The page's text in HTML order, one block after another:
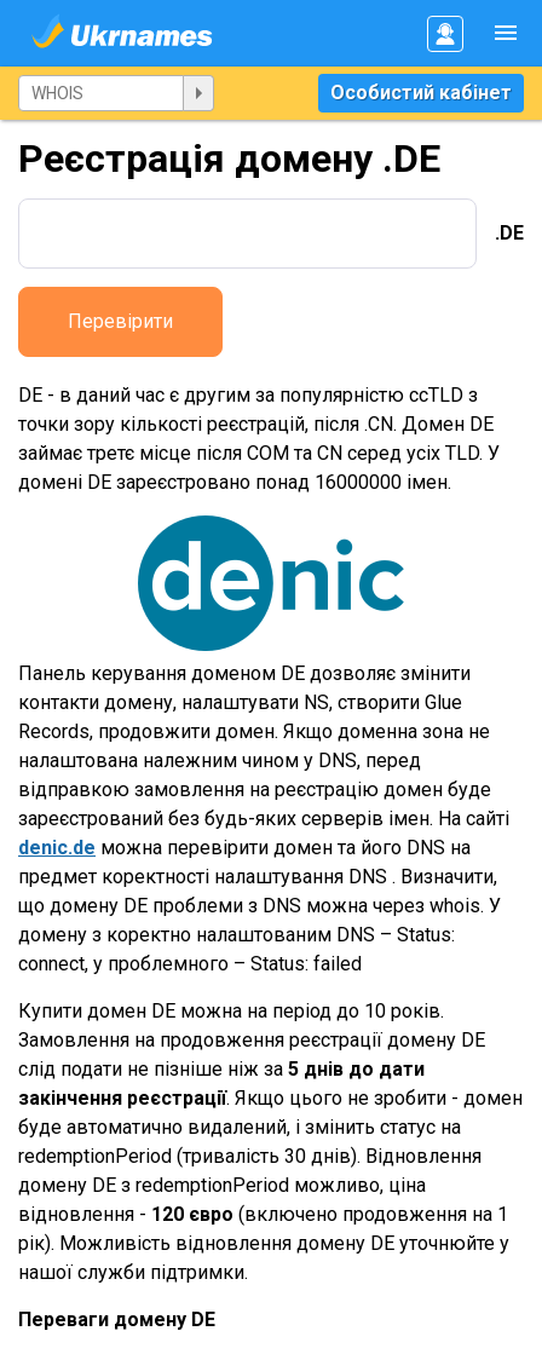
Особистий кабінет
Реєстрація домену .DE
.DE
Перевірити
DE - в даний час є другим за популярністю ccTLD з
точки зору кількості реєстрацій, після .CN. Домен DE
займає третє місце після COM та CN серед усіх TLD. У
домені DE зареєстровано понад 16000000 імен.
Панель керування доменом DE дозволяє змінити
контакти домену, налаштувати NS, створити Glue
Records, продовжити домен. Якщо доменна зона не
налаштована належним чином у DNS, перед
відправкою замовлення на реєстрацію домен буде
зареєстрований без будь-яких серверів імен. На сайті
denic.de можна перевірити домен та його DNS на
предмет коректності налаштування DNS . Визначити,
що домену DE проблеми з DNS можна через whois. У
домену з коректно налаштованим DNS – Status:
connect, у проблемного – Status: failed
Купити домен DE можна на період до 10 років.
Замовлення на продовження реєстрації домену DE
слід подати не пізніше ніж за 5 днів до дати
закінчення реєстрації. Якщо цього не зробити - домен
буде автоматично видалений, і змінить статус на
redemptionPeriod (тривалість 30 днів). Відновлення
домену DE з redemptionPeriod можливо, ціна
відновлення - 120 євро (включено продовження на 1
рік). Можливість відновлення домену DE уточнюйте у
нашої служби підтримки.
Переваги домену DE